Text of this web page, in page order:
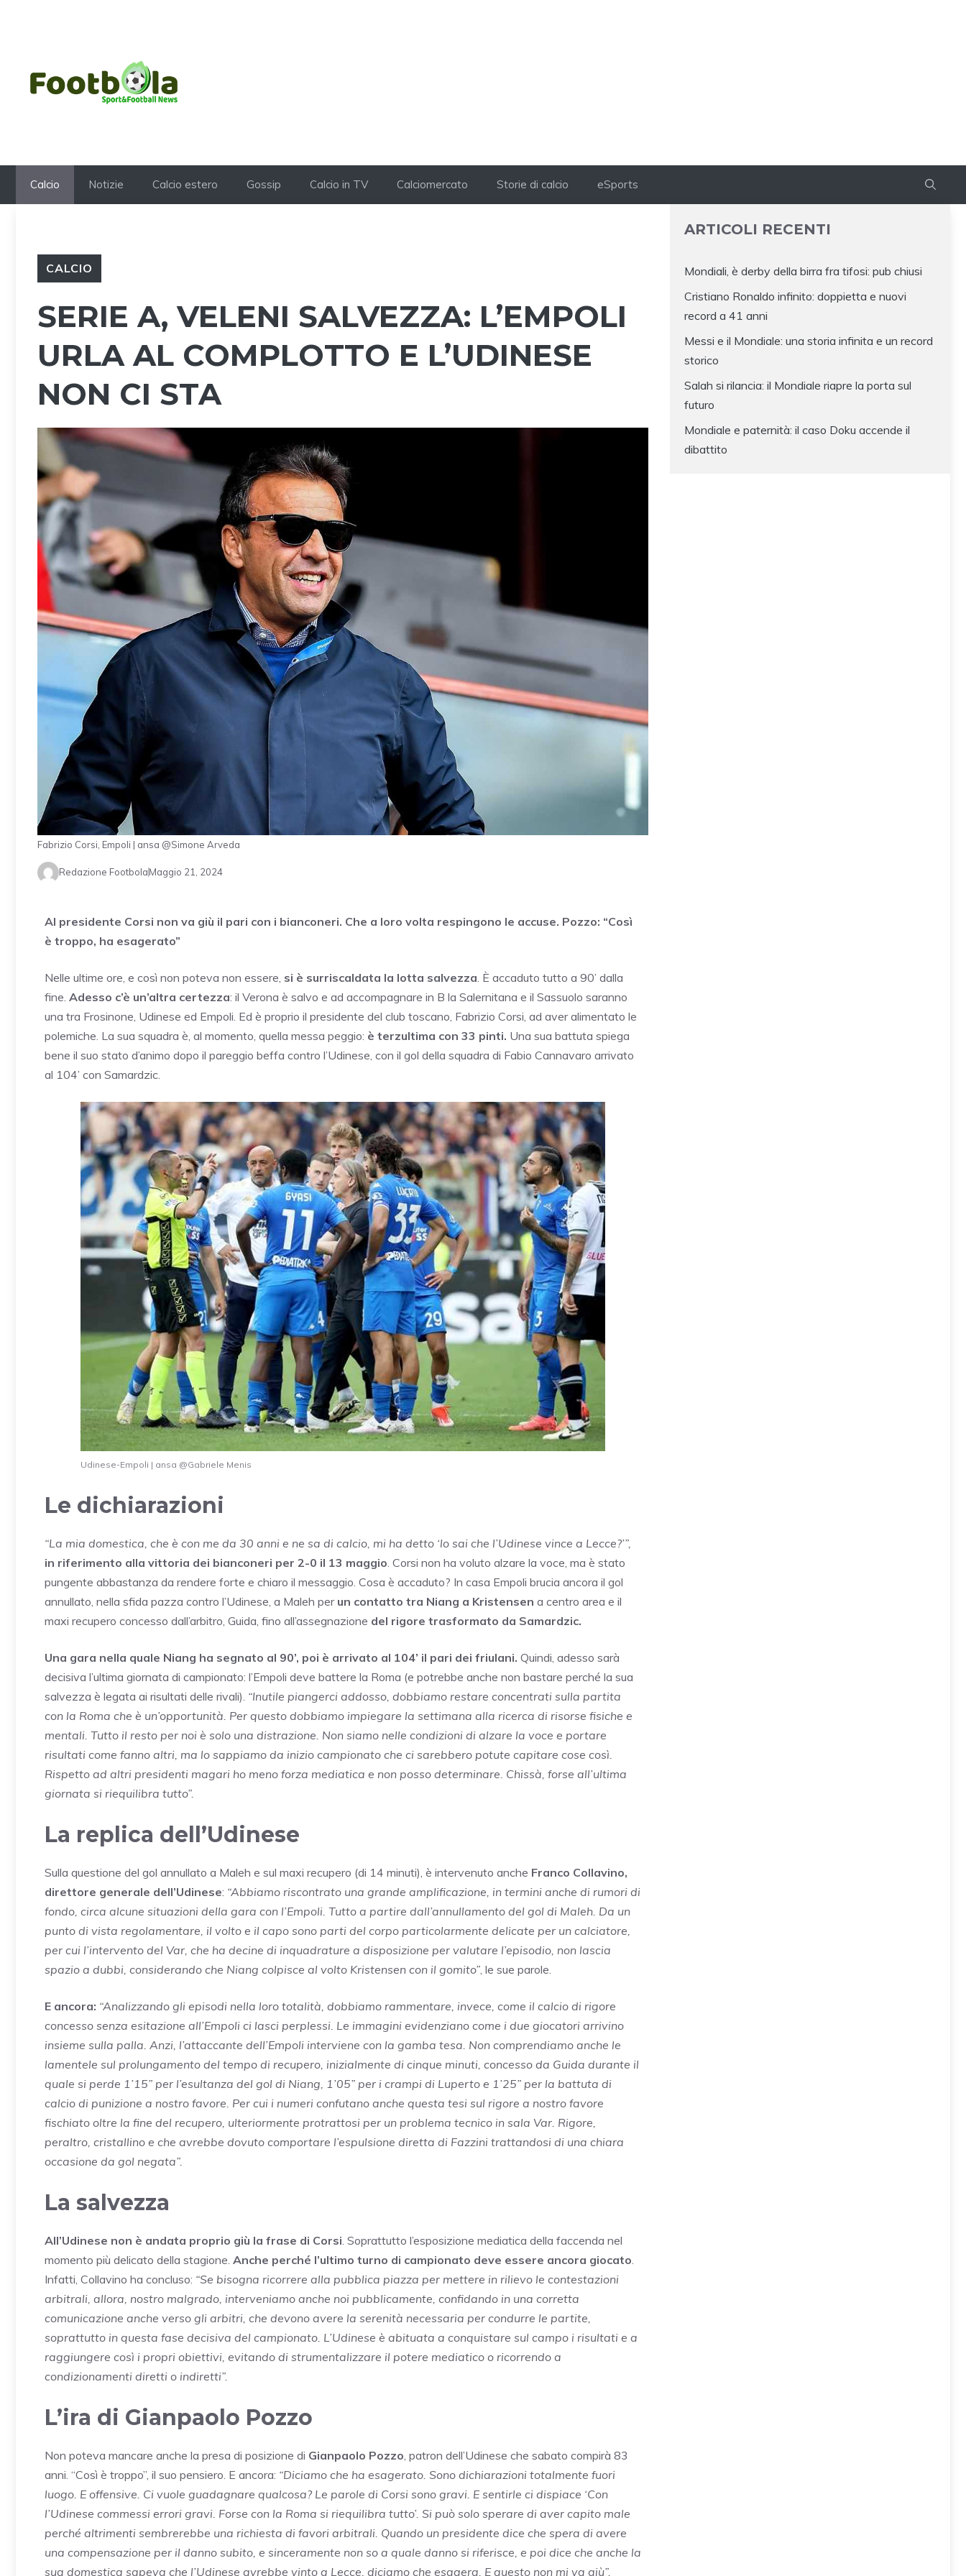
Calcio Notizie Calcio estero Gossip Calcio in TV Calciomercato Storie di calcio eSports
CALCIO
SERIE A, VELENI SALVEZZA: L’EMPOLI
URLA AL COMPLOTTO E L’UDINESE
NON CI STA
Fabrizio Corsi, Empoli | ansa @Simone Arveda
Redazione FootbolaMaggio 21, 2024
Al presidente Corsi non va giù il pari con i bianconeri. Che a loro volta respingono le accuse. Pozzo: “Così
è troppo, ha esagerato”
Nelle ultime ore, e così non poteva non essere, si è surriscaldata la lotta salvezza . È accaduto tutto a 90’ dalla
fine. Adesso c’è un’altra certezza: il Verona è salvo e ad accompagnare in B la Salernitana e il Sassuolo saranno
una tra Frosinone, Udinese ed Empoli. Ed è proprio il presidente del club toscano, Fabrizio Corsi, ad aver alimentato le
polemiche. La sua squadra è, al momento, quella messa peggio: è terzultima con 33 pinti. Una sua battuta spiega
bene il suo stato d’animo dopo il pareggio beffa contro l’Udinese, con il gol della squadra di Fabio Cannavaro arrivato
al 104’ con Samardzic.
Udinese-Empoli | ansa @Gabriele Menis
Le dichiarazioni
“La mia domestica, che è con me da 30 anni e ne sa di calcio, mi ha detto ‘lo sai che l’Udinese vince a Lecce?’”,
in riferimento alla vittoria dei bianconeri per 2-0 il 13 maggio . Corsi non ha voluto alzare la voce, ma è stato
pungente abbastanza da rendere forte e chiaro il messaggio. Cosa è accaduto? In casa Empoli brucia ancora il gol
annullato, nella sfida pazza contro l’Udinese, a Maleh perun contatto tra Niang a Kristensen a centro area e il
maxi recupero concesso dall’arbitro, Guida, fino all’assegnazione del rigore trasformato da Samardzic.
Una gara nella quale Niang ha segnato al 90’, poi è arrivato al 104’ il pari dei friulani. Quindi, adesso sarà
decisiva l’ultima giornata di campionato: l’Empoli deve battere la Roma (e potrebbe anche non bastare perché la sua
salvezza è legata ai risultati delle rivali). “Inutile piangerci addosso, dobbiamo restare concentrati sulla partita
con la Roma che è un’opportunità. Per questo dobbiamo impiegare la settimana alla ricerca di risorse fisiche e
mentali. Tutto il resto per noi è solo una distrazione. Non siamo nelle condizioni di alzare la voce e portare
risultati come fanno altri, ma lo sappiamo da inizio campionato che ci sarebbero potute capitare cose così.
Rispetto ad altri presidenti magari ho meno forza mediatica e non posso determinare. Chissà, forse all’ultima
giornata si riequilibra tutto”.
La replica dell’Udinese
Sulla questione del gol annullato a Maleh e sul maxi recupero (di 14 minuti), è intervenuto anche Franco Collavino,
direttore generale dell’Udinese: “Abbiamo riscontrato una grande amplificazione, in termini anche di rumori di
fondo, circa alcune situazioni della gara con l’Empoli. Tutto a partire dall’annullamento del gol di Maleh. Da un
punto di vista regolamentare, il volto e il capo sono parti del corpo particolarmente delicate per un calciatore,
per cui l’intervento del Var, che ha decine di inquadrature a disposizione per valutare l’episodio, non lascia
spazio a dubbi, considerando che Niang colpisce al volto Kristensen con il gomito” , le sue parole.
E ancora: “Analizzando gli episodi nella loro totalità, dobbiamo rammentare, invece, come il calcio di rigore
concesso senza esitazione all’Empoli ci lasci perplessi. Le immagini evidenziano come i due giocatori arrivino
insieme sulla palla. Anzi, l’attaccante dell’Empoli interviene con la gamba tesa. Non comprendiamo anche le
lamentele sul prolungamento del tempo di recupero, inizialmente di cinque minuti, concesso da Guida durante il
quale si perde 1’15” per l’esultanza del gol di Niang, 1’05” per i crampi di Luperto e 1’25” per la battuta di
calcio di punizione a nostro favore. Per cui i numeri confutano anche questa tesi sul rigore a nostro favore
fischiato oltre la fine del recupero, ulteriormente protrattosi per un problema tecnico in sala Var. Rigore,
peraltro, cristallino e che avrebbe dovuto comportare l’espulsione diretta di Fazzini trattandosi di una chiara
occasione da gol negata”.
La salvezza
All’Udinese non è andata proprio giù la frase di Corsi . Soprattutto l’esposizione mediatica della faccenda nel
momento più delicato della stagione. Anche perché l’ultimo turno di campionato deve essere ancora giocato
Infatti, Collavino ha concluso: “Se bisogna ricorrere alla pubblica piazza per mettere in rilievo le contestazioni
arbitrali, allora, nostro malgrado, interveniamo anche noi pubblicamente, confidando in una corretta
comunicazione anche verso gli arbitri, che devono avere la serenità necessaria per condurre le partite,
soprattutto in questa fase decisiva del campionato. L’Udinese è abituata a conquistare sul campo i risultati e a
raggiungere così i propri obiettivi, evitando di strumentalizzare il potere mediatico o ricorrendo a
condizionamenti diretti o indiretti”.
L’ira di Gianpaolo Pozzo
Non poteva mancare anche la presa di posizione di Gianpaolo Pozzo , patron dell’Udinese che sabato compirà 83
anni. “Così è troppo”, il suo pensiero. E ancora: “Diciamo che ha esagerato. Sono dichiarazioni totalmente fuori
luogo. E offensive. Ci vuole guadagnare qualcosa? Le parole di Corsi sono gravi. E sentirle ci dispiace ‘Con
l’Udinese commessi errori gravi. Forse con la Roma si riequilibra tutto’. Si può solo sperare di aver capito male
perché altrimenti sembrerebbe una richiesta di favori arbitrali. Quando un presidente dice che spera di avere
una compensazione per il danno subito, e sinceramente non so a quale danno si riferisce, e poi dice che anche la
sua domestica sapeva che l’Udinese avrebbe vinto a Lecce, diciamo che esagera. E questo non mi va giù”.
ARTICOLI RECENTI
Mondiali, è derby della birra fra tifosi: pub chiusi
Cristiano Ronaldo infinito: doppietta e nuovi
record a 41 anni
Messi e il Mondiale: una storia infinita e un record
storico
Salah si rilancia: il Mondiale riapre la porta sul
futuro
Mondiale e paternità: il caso Doku accende il
dibattito